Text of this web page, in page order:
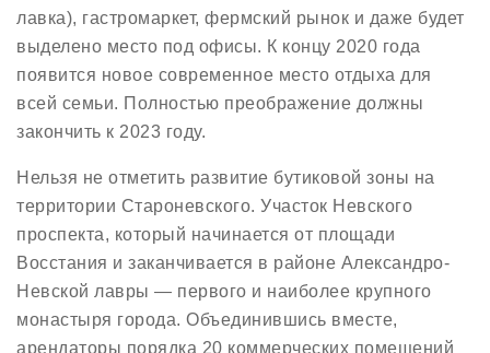
лавка), гастромаркет, фермский рынок и даже будет
выделено место под офисы. К концу 2020 года
появится новое современное место отдыха для
всей семьи. Полностью преображение должны
закончить к 2023 году.
Нельзя не отметить развитие бутиковой зоны на
территории Староневского. Участок Невского
проспекта, который начинается от площади
Восстания и заканчивается в районе Александро-
Невской лавры — первого и наиболее крупного
монастыря города. Объединившись вместе,
арендаторы порядка 20 коммерческих помещений